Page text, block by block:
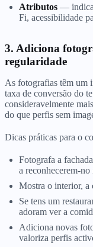
Atributos — indica
Fi, acessibilidade
3. Adiciona
regularidade
As fotografias têm um
taxa de conversão do
consideravelmente
do que perfis sem
Dicas práticas para o
Fotografa a
a reconhecerem-no
Mostra o interior, a
Se tens um
adoram ver a
Adiciona novas
valoriza perfis